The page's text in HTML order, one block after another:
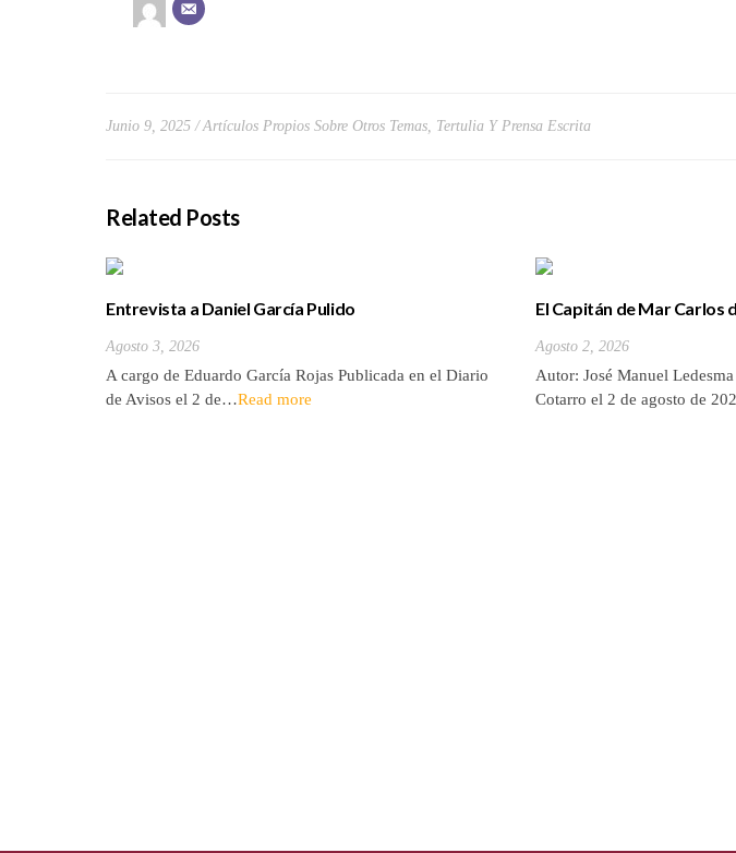
Junio 9, 2025 Artículos Propios Sobre Otros Temas Tertulia Y Prensa Escrita
Related Posts
Entrevista a Daniel García Pulido
Agosto 3, 2026
A cargo de Eduardo García Rojas Publicada en el Diario
de Avisos el 2 de…Read more
El Capitán de Mar Carlos
Agosto 2, 2026
Autor: José Manuel
Cotarro el 2 de agosto de